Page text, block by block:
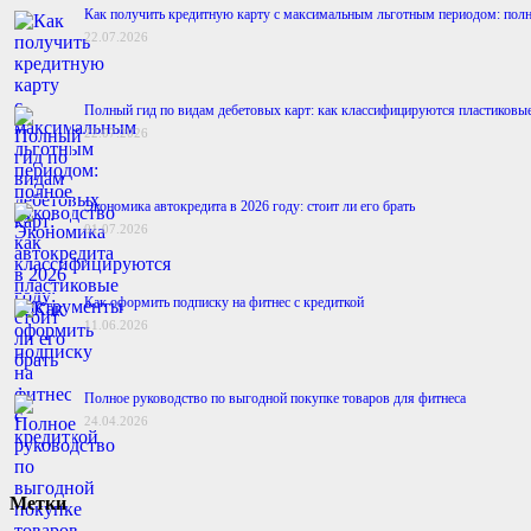
Как получить кредитную карту с максимальным льготным периодом:
22.07.2026
Полный гид по видам дебетовых карт: как классифицируются
22.07.2026
Экономика автокредита в 2026 году: стоит ли его брать
01.07.2026
Как оформить подписку на фитнес с кредиткой
11.06.2026
Полное руководство по выгодной покупке товаров для фитнеса
24.04.2026
Метки